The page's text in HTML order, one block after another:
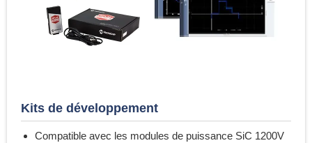
Kits de développement
Compatible avec les modules de puissance SiC 1200V